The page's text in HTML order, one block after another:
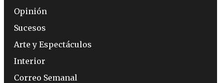
Opinión
Sucesos
Arte y Espectáculos
Interior
Correo Semanal